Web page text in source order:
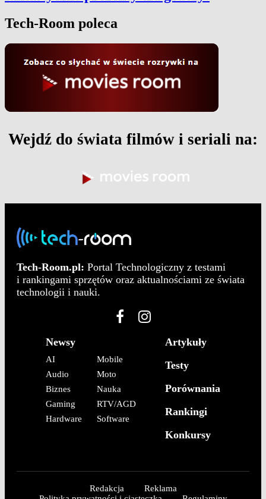
Tech-Room poleca
Wejdź do świata filmów i seriali na:
Tech-Room.pl: Portal Technologiczny z testami
i rankingami sprzętów oraz aktualnościami ze świata
technologii i nauki.
Newsy
AI
Audio
Biznes
Gaming
Hardware
Mobile
Moto
Nauka
RTV/AGD
Software
Artykuły
Testy
Porównania
Rankingi
Konkursy
Redakcja
Reklama